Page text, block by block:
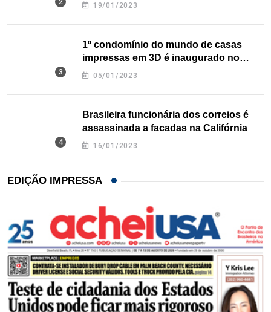
19/01/2023
1º condomínio do mundo de casas
impressas em 3D é inaugurado no
Texas
05/01/2023
Brasileira funcionária dos correios é
assassinada a facadas na Califórnia
16/01/2023
EDIÇÃO IMPRESSA